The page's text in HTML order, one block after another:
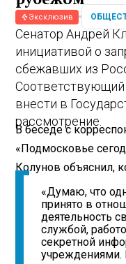
Эксклюзив
Сенатор Андрей
инициативой о
сбежавших из
Соответствующий
внести в
рассмотрение.
В беседе с
«Подмосковье
Колунов объяснил,
«Думаю, что
принято в
деятельность
службой,
секретной
учреждениями.